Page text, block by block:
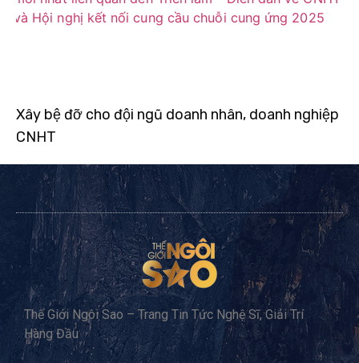
Xây bệ đỡ cho đội ngũ doanh nhân, doanh nghiệp
CNHT
Thế Giới Ngôi Sao – Trang Tin Tức Nghệ Sĩ, Giải Trí
Hàng Đầu